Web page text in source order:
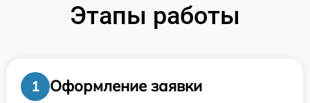
Этапы работы
1
Оформление заявки